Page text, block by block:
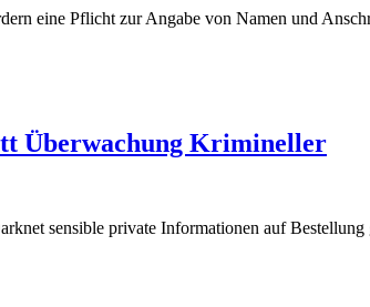
eine Pflicht zur Angabe von Namen und
Überwachung Krimineller
sensible private Informationen auf